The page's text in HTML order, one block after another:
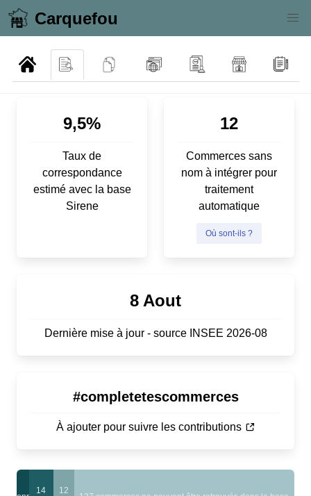
Carquefou
9,5%
Taux de
correspondance
estimé avec la base
Sirene
12
Commerces sans
nom à intégrer pour
traitement
automatique
Où sont-ils ?
8 Aout
Dernière mise à jour - source INSEE 2026-08
#completetescommerces
À ajouter pour suivre les contributions
14
12